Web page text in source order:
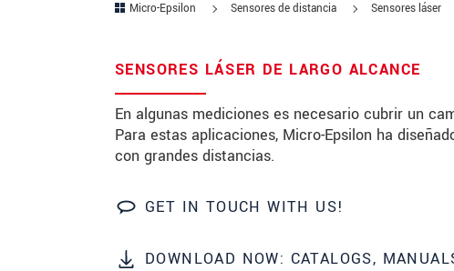
Micro-Epsilon Sensores de distancia Sensores láser
SENSORES LÁSER DE LARGO ALCANCE
En algunas mediciones es necesario cubrir un
Para estas aplicaciones, Micro-Epsilon ha
con grandes distancias.
GET IN TOUCH WITH US!
DOWNLOAD NOW: CATALOGS,
Zip code
Country
Telephone
Message*